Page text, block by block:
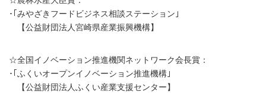
･｢みやざきフードビジネス相談ステーション｣
【公益財団法人宮崎県産業振興機構】
☆全国イノベーション推進機関ネットワーク会長賞：
･｢ふくいオープンイノベーション推進機構｣
【公益財団法人ふくい産業支援センター】